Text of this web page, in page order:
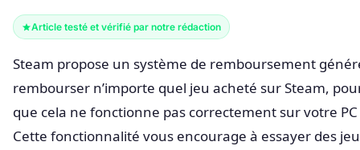
Article testé et vérifié par notre rédaction
Steam propose un système de remboursement
rembourser n’importe quel jeu acheté sur Steam,
que cela ne fonctionne pas correctement sur votre
Cette fonctionnalité vous encourage à essayer des